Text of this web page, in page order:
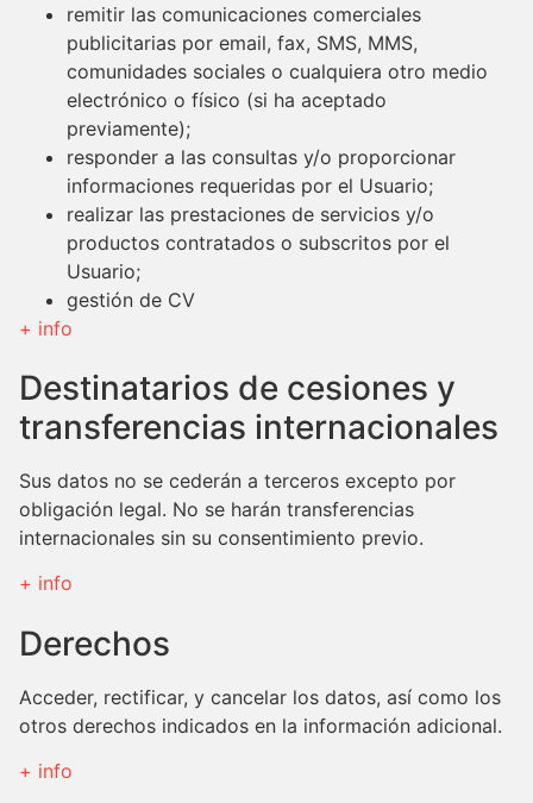
remitir las comunicaciones comerciales
publicitarias por email, fax, SMS, MMS,
comunidades sociales o cualquiera otro medio
electrónico o físico (si ha aceptado
previamente);
responder a las consultas y/o proporcionar
informaciones requeridas por el Usuario;
realizar las prestaciones de servicios y/o
productos contratados o subscritos por el
Usuario;
gestión de CV
+ info
Destinatarios de cesiones y
transferencias internacionales
Sus datos no se cederán a terceros excepto por
obligación legal. No se harán transferencias
internacionales sin su consentimiento previo.
+ info
Derechos
Acceder, rectificar, y cancelar los datos, así como los
otros derechos indicados en la información adicional.
+ info